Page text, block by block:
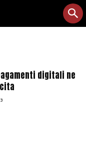
digitali ne